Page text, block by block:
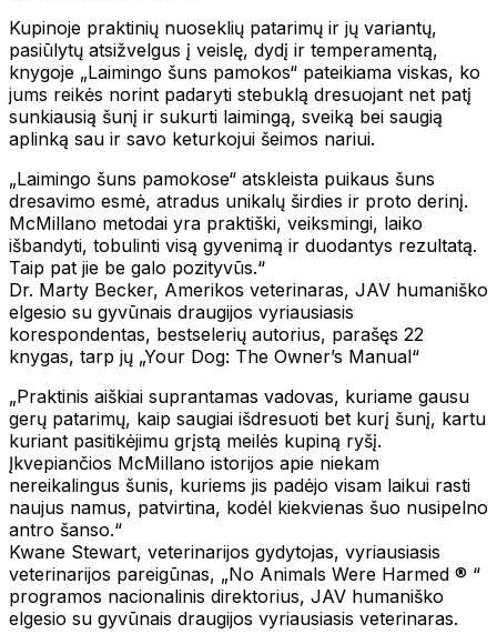
Kupinoje praktinių nuoseklių patarimų ir jų variantų,
pasiūlytų atsižvelgus į veislę, dydį ir temperamentą,
knygoje „Laimingo šuns pamokos“ pateikiama viskas, ko
jums reikės norint padaryti stebuklą dresuojant net patį
sunkiausią šunį ir sukurti laimingą, sveiką bei saugią
aplinką sau ir savo keturkojui šeimos nariui.
„Laimingo šuns pamokose“ atskleista puikaus šuns
dresavimo esmė, atradus unikalų širdies ir proto derinį.
McMillano metodai yra praktiški, veiksmingi, laiko
išbandyti, tobulinti visą gyvenimą ir duodantys rezultatą.
Taip pat jie be galo pozityvūs.“
Dr. Marty Becker, Amerikos veterinaras, JAV humaniško
elgesio su gyvūnais draugijos vyriausiasis
korespondentas, bestselerių autorius, parašęs 22
knygas, tarp jų „Your Dog: The Owner’s Manual“
„Praktinis aiškiai suprantamas vadovas, kuriame gausu
gerų patarimų, kaip saugiai išdresuoti bet kurį šunį, kartu
kuriant pasitikėjimu grįstą meilės kupiną ryšį.
Įkvepiančios McMillano istorijos apie niekam
nereikalingus šunis, kuriems jis padėjo visam laikui rasti
naujus namus, patvirtina, kodėl kiekvienas šuo nusipelno
antro šanso.“
Kwane Stewart, veterinarijos gydytojas, vyriausiasis
veterinarijos pareigūnas, „No Animals Were Harmed ® “
programos nacionalinis direktorius, JAV humaniško
elgesio su gyvūnais draugijos vyriausiasis veterinaras.